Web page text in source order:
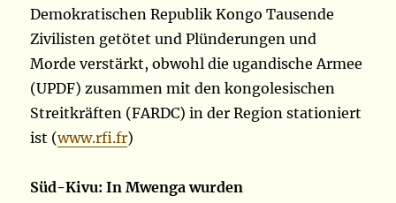
Demokratischen Republik Kongo Tausende
Zivilisten getötet und Plünderungen und
Morde verstärkt, obwohl die ugandische Armee
(UPDF) zusammen mit den kongolesischen
Streitkräften (FARDC) in der Region stationiert
ist (www.rfi.fr)
Süd-Kivu: In Mwenga wurden